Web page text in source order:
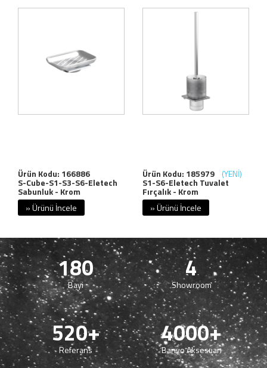
Ürün Kodu: 166886
S-Cube-S1-S3-S6-Eletech
Sabunluk - Krom
» Ürünü İncele
Ürün Kodu: 185979 (YENİ)
S1-S6-Eletech Tuvalet
Fırçalık - Krom
» Ürünü İncele
180
Bayi
4
Showroom
520+
Referans
4000+
Banyo Aksesuarı